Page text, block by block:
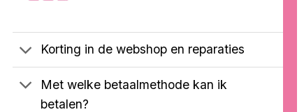
klantbeoordelingen
Korting in de webshop en reparaties
Met welke betaalmethode kan ik
betalen?